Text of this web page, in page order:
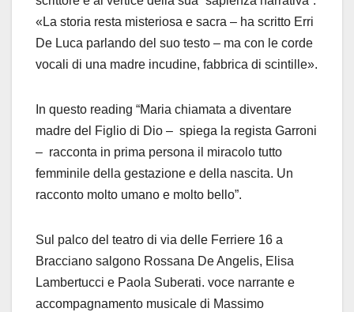
«La storia resta misteriosa e sacra – ha scritto Erri
De Luca parlando del suo testo – ma con le corde
vocali di una madre incudine, fabbrica di scintille».
In questo reading “Maria chiamata a diventare
madre del Figlio di Dio – spiega la regista Garroni
– racconta in prima persona il miracolo tutto
femminile della gestazione e della nascita. Un
racconto molto umano e molto bello”.
Sul palco del teatro di via delle Ferriere 16 a
Bracciano salgono Rossana De Angelis, Elisa
Lambertucci e Paola Suberati. voce narrante e
accompagnamento musicale di Massimo